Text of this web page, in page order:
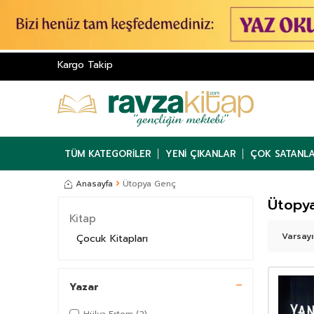
Kargo Takip
TÜM KATEGORILER YENI ÇIKANLAR ÇOK
Anasayfa Ütopya Genç
Kitap
Çocuk Kitapları
Yazar